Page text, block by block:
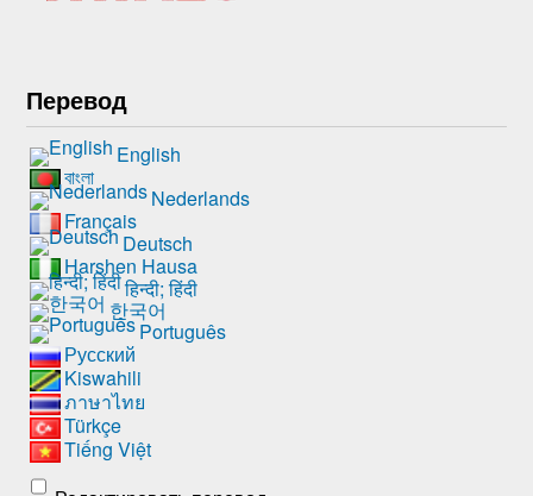
Перевод
English
বাংলা
Nederlands
Français
Deutsch
Harshen Hausa
हिन्दी; हिंदी
한국어
Português
Русский
Kiswahili
ภาษาไทย
Türkçe
Tiếng Việt